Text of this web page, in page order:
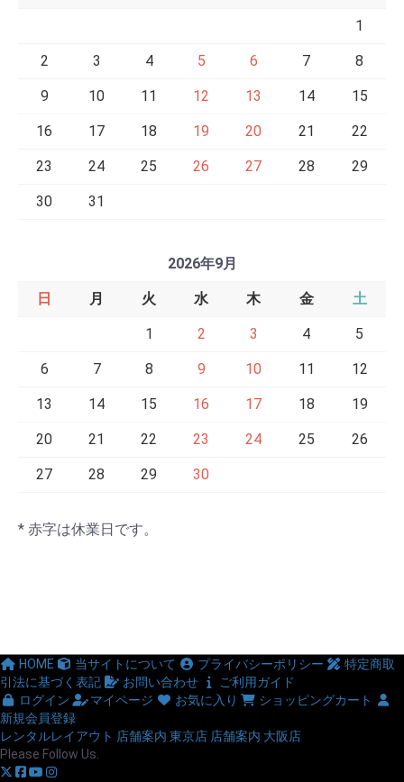
1
2 3 4 5 6 7 8
9 10 11 12 13 14 15
16 17 18 19 20 21 22
23 24 25 26 27 28 29
30 31
2026年9月
日 月 火 水 木 金 土
1 2 3 4 5
6 7 8 9 10 11 12
13 14 15 16 17 18 19
20 21 22 23 24 25 26
27 28 29 30
* 赤字は休業日です。
HOME 当サイトについて プライバシーポリシー
特定商取
引法に基づく表記
お問い合わせ
ご利用ガイド
ログイン
マイページ お気に入り
ショッピングカート
新規会員登録
レンタルレイアウト 店舗案内 東京店 店舗案内 大阪店
Please Follow Us.